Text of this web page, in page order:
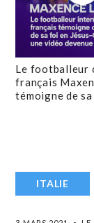
Le footballeur
français
témoigne de
ITALIE